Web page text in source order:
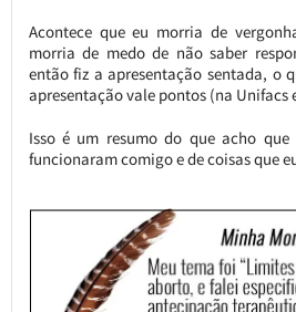
Acontece que eu morria de
morria de medo de não saber
então fiz a apresentação sentada, o
apresentação vale pontos (na Unifacs
Isso é um resumo do que acho
funcionaram comigo e de coisas que